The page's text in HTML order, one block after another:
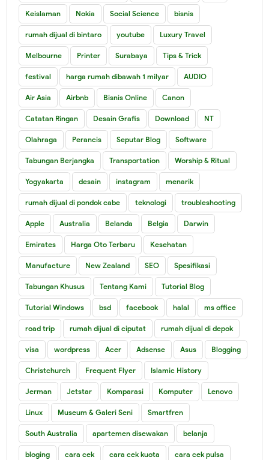
Keislaman Nokia Social Science bisnis
rumah dijual di bintaro youtube Luxury Travel
Melbourne Printer Surabaya Tips & Trick
festival harga rumah dibawah 1 milyar AUDIO
Air Asia Airbnb Bisnis Online Canon
Catatan Ringan Desain Grafis Download NT
Olahraga Perancis Seputar Blog Software
Tabungan Berjangka Transportation Worship & Ritual
Yogyakarta desain instagram menarik
rumah dijual di pondok cabe teknologi troubleshooting
Apple Australia Belanda Belgia Darwin
Emirates Harga Oto Terbaru Kesehatan
Manufacture New Zealand SEO Spesifikasi
Tabungan Khusus Tentang Kami Tutorial Blog
Tutorial Windows bsd facebook halal ms office
road trip rumah dijual di ciputat rumah dijual di depok
visa wordpress Acer Adsense Asus Blogging
Christchurch Frequent Flyer Islamic History
Jerman Jetstar Komparasi Komputer Lenovo
Linux Museum & Galeri Seni Smartfren
South Australia apartemen disewakan belanja
bloging cara cek cara cek kuota cara cek pulsa